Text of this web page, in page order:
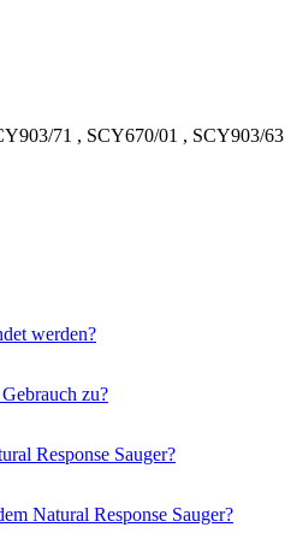
71 , SCY670/01 , SCY903/63
werden?
zu?
Response Sauger?
Natural Response Sauger?